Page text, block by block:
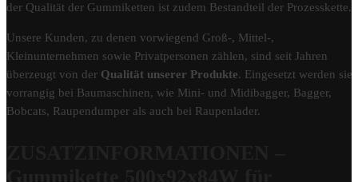
der Qualität der Gummiketten ist zudem Bestandteil der Prozesskette.
Unsere Kunden, zu denen vorwiegend Groß-, Mittel-,
Kleinunternehmen sowie Privatpersonen zählen, sind seit Jahren
überzeugt von der Qualität unserer Produkte. Eingesetzt werden sie
vorrangig bei Baumaschinen, wie Mini- und Midibagger, Bagger,
Bobcats, Raupendumper als auch bei Raupenlader.